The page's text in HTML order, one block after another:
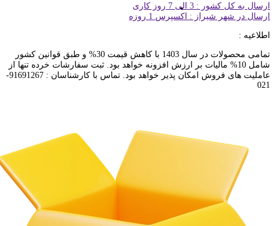
ارسال به کل کشور : 3 الی 7 روز کاری
ارسال در شهر شیراز : اکسپرس 1 روزه
اطلاعیه :
تمامی محصولات در سال 1403 با کاهش قیمت 30% و طبق قوانین کشور
شامل 10% مالیات بر ارزش افزونه خواهد بود. ثبت سفارشات خرده تنها از
عاملیت های فروش امکان پذیر خواهد بود. تماس با کارشناسان : 91691267-
021